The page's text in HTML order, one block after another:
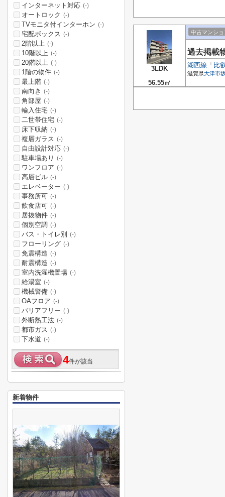
3LDK
56.55㎡
中古マンショ
過去掲載
湖西線 「 比
滋賀県大津市
インターネット対応 (-)
オートロック (-)
TVモニタ付インターホン (-)
宅配ボックス (-)
2階以上 (-)
10階以上 (-)
20階以上 (-)
1階の物件 (-)
最上階 (-)
南向き (-)
角部屋 (-)
輸入住宅 (-)
二世帯住宅 (-)
床下収納 (-)
複層ガラス (-)
自由設計対応 (-)
駐車場あり (-)
ワンフロア (-)
高層ビル (-)
エレベーター (-)
事務所可 (-)
飲食店可 (-)
居抜物件 (-)
個別空調 (-)
バス・トイレ別 (-)
フローリング (-)
免震構造 (-)
耐震構造 (-)
室内洗濯機置場 (-)
給湯室 (-)
機械警備 (-)
OAフロア (-)
バリアフリー (-)
外断熱工法 (-)
都市ガス (-)
下水道 (-)
4件が該当
新着物件